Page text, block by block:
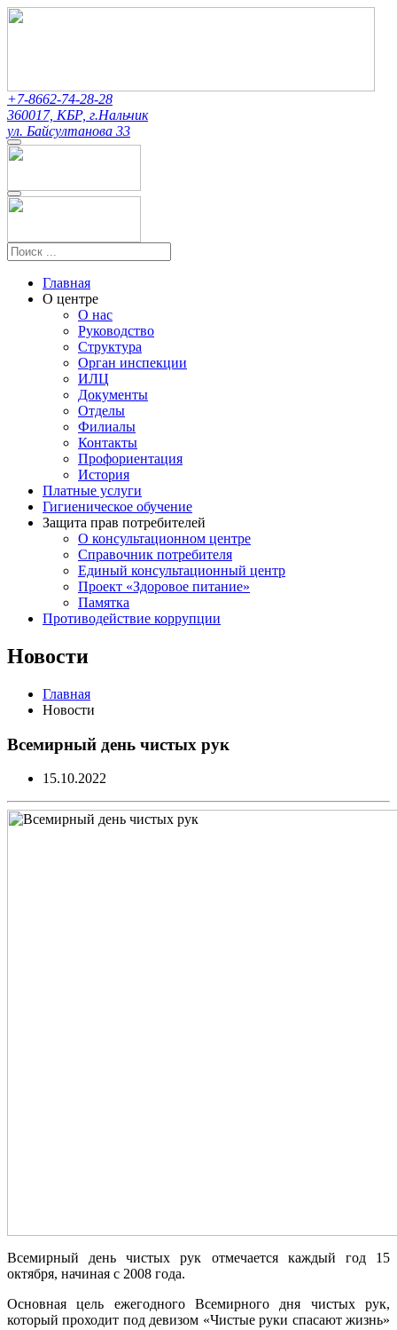
+7-8662-74-28-28
360017, КБР, г.Нальчик
ул. Байсултанова 33
Главная
О центре
О нас
Руководство
Структура
Орган инспекции
ИЛЦ
Документы
Отделы
Филиалы
Контакты
Профориентация
История
Платные услуги
Гигиеническое обучение
Защита прав потребителей
О консультационном центре
Справочник потребителя
Единый консультационный центр
Проект «Здоровое питание»
Памятка
Противодействие коррупции
Новости
Главная
Новости
Всемирный день чистых рук
15.10.2022
Всемирный день чистых рук отмечается каждый год 15
октября, начиная с 2008 года.
Основная цель ежегодного Всемирного дня чистых рук,
который проходит под девизом «Чистые руки спасают жизнь»